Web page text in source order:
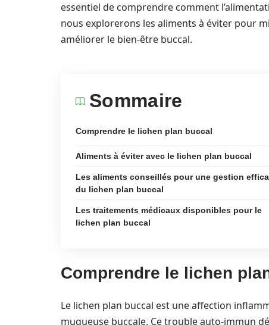
essentiel de comprendre comment
nous explorerons les aliments à éviter pour
améliorer le bien-être buccal.
Sommaire
Comprendre le lichen plan buccal
Aliments à éviter avec le lichen plan buccal
Les aliments conseillés pour une gestion
du lichen plan buccal
Les traitements médicaux disponibles pour le
lichen plan buccal
Comprendre le lichen
Le lichen plan buccal est une affection
muqueuse buccale. Ce trouble auto-immun